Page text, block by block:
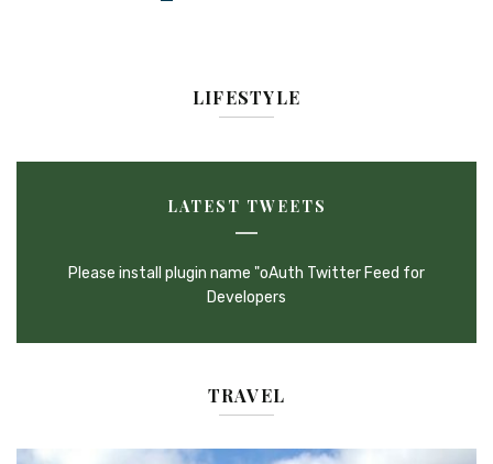
LIFESTYLE
LATEST TWEETS
Please install plugin name "oAuth Twitter Feed for
Developers
TRAVEL